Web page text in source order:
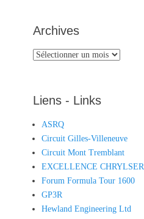
Archives
Archives
Liens - Links
ASRQ
Circuit Gilles-Villeneuve
Circuit Mont Tremblant
EXCELLENCE CHRYLSER
Forum Formula Tour 1600
GP3R
Hewland Engineering Ltd